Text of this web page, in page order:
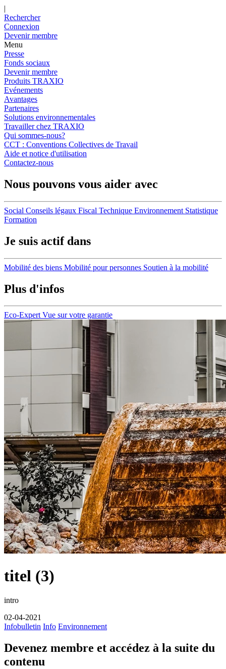
|
Rechercher
Connexion
Devenir membre
Menu
Presse
Fonds sociaux
Devenir membre
Produits TRAXIO
Evénements
Avantages
Partenaires
Solutions environnementales
Travailler chez TRAXIO
Qui sommes-nous?
CCT : Conventions Collectives de Travail
Aide et notice d'utilisation
Contactez-nous
Nous pouvons vous aider avec
Social Conseils légaux Fiscal Technique Environnement Statistique
Formation
Je suis actif dans
Mobilité des biens Mobilité pour personnes Soutien à la mobilité
Plus d'infos
Eco-Expert Vue sur votre garantie
titel (3)
intro
02-04-2021
Infobulletin Info Environnement
Devenez membre et accédez à la suite du
contenu